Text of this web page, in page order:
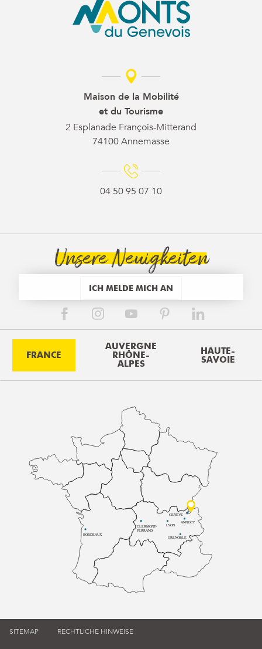
Maison de la Mobilité
et du Tourisme
2 Esplanade François-Mitterand
74100 Annemasse
04 50 95 07 10
Unsere Neuigkeiten
ICH MELDE MICH AN
FRANCE
AUVERGNE
RHÔNE-
ALPES
HAUTE-
SAVOIE
BORDEAUX
CLERMONT-
FERRAND
LYON
ANNECY
GRENOBLE
GENÈVE
SITEMAP RECHTLICHE HINWEISE